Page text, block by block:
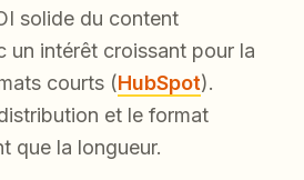
solide du content
un intérêt croissant pour la
courts (HubSpot).
et le format
que la longueur.